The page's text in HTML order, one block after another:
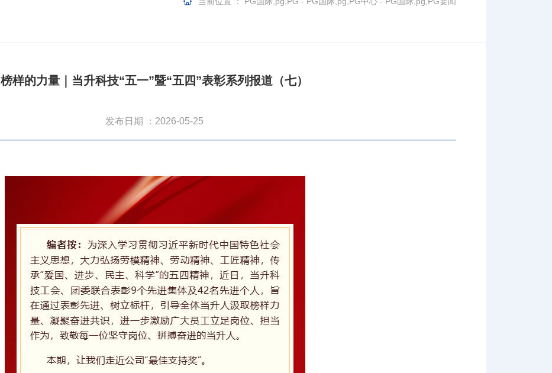
榜样的力量｜当升科技“五一”暨“五四”表彰系列报道（七）
发布日期 ：2026-05-25